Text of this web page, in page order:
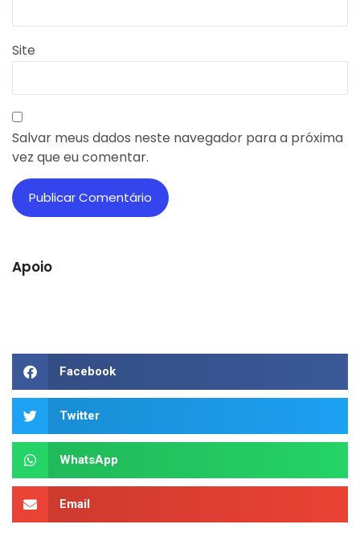
Site
Salvar meus dados neste navegador para a próxima
vez que eu comentar.
Apoio
Facebook
Twitter
WhatsApp
Email